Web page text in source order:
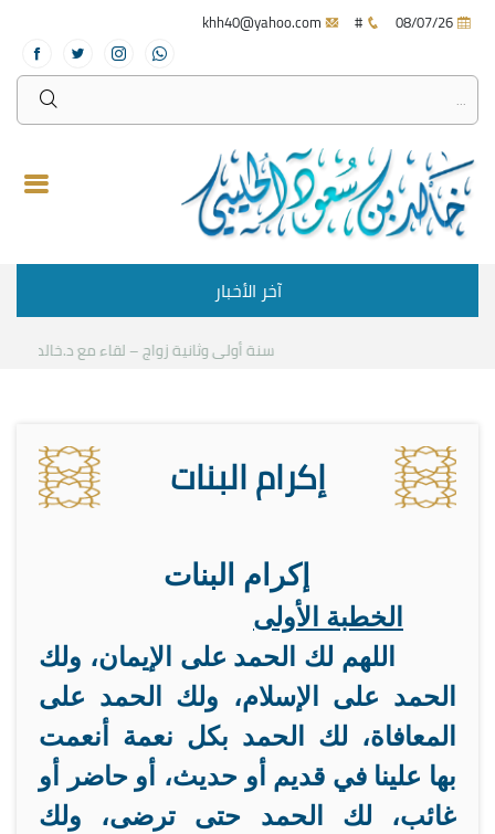
#
آخر الأخبار
سنة أولى وثانية زواج – لقاء مع د.خالد الحليبي
إكرام البنات
إكرام البنات
الخطبة الأولى
اللهم لك الحمد على الإيمان، ولك
الحمد على الإسلام، ولك الحمد على
المعافاة، لك الحمد بكل نعمة أنعمت
بها علينا في قديم أو حديث، أو حاضر أو
غائب، لك الحمد حتى ترضى، ولك